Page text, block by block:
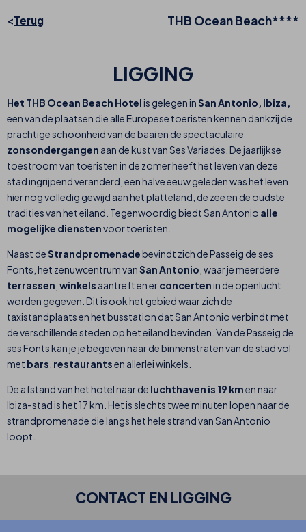
Terug THB Ocean Beach****
LIGGING
Het THB Ocean Beach Hotelis gelegen inSan Antonio, Ibiza,
een van de plaatsen die alle Europese toeristen kennen dankzij de
prachtige schoonheid van de baai en de spectaculaire
zonsondergangen aan de kust van Ses Variades. De jaarlijkse
toestroom van toeristen in de zomer heeft het leven van deze
stad ingrijpend veranderd, een halve eeuw geleden was het leven
hier nog volledig gewijd aan het platteland, de zee en de oudste
tradities van het eiland. Tegenwoordig biedt San Antonio alle
mogelijke dienstenvoor toeristen.
Naast deStrandpromenadebevindt zich de Passeig de ses
Fonts, het zenuwcentrum vanSan Antonio , waar je meerdere
terrassen winkels aantreft en erconcertenin de openlucht
worden gegeven. Dit is ook het gebied waar zich de
taxistandplaats en het busstation dat San Antonio verbindt met
de verschillende steden op het eiland bevinden. Van de Passeig de
ses Fonts kan je je begeven naar de binnenstraten van de stad vol
met bars restaurantsen allerlei winkels.
De afstand van het hotel naar de luchthaven is 19 kmen naar
Ibiza-stad is het 17 km. Het is slechts twee minuten lopen naar de
strandpromenade die langs het hele strand van San Antonio
loopt.
CONTACT EN LIGGING